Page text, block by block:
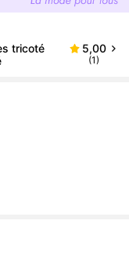
tricoté
5,00
(1)